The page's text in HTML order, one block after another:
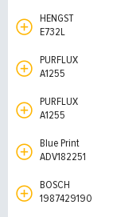
HENGST
E732L
PURFLUX
A1255
PURFLUX
A1255
Blue Print
ADV182251
BOSCH
1987429190